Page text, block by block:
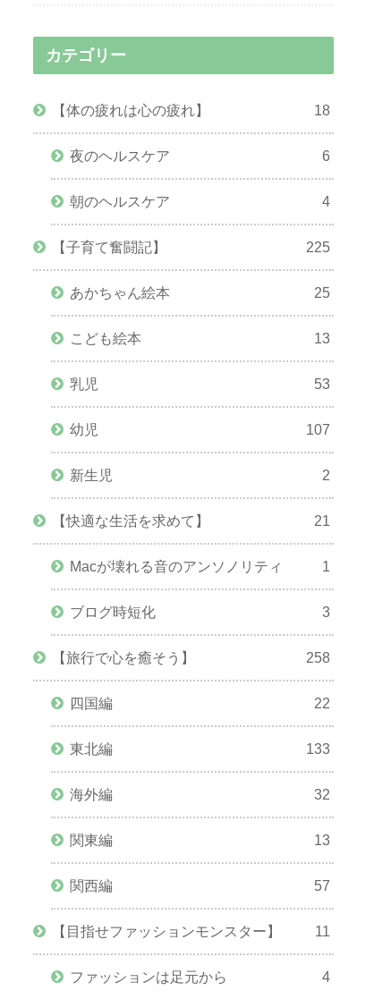
カテゴリー
【体の疲れは心の疲れ】 18
夜のヘルスケア 6
朝のヘルスケア 4
【子育て奮闘記】 225
あかちゃん絵本 25
こども絵本 13
乳児 53
幼児 107
新生児 2
【快適な生活を求めて】 21
Macが壊れる音のアンソノリティ 1
ブログ時短化 3
【旅行で心を癒そう】 258
四国編 22
東北編 133
海外編 32
関東編 13
関西編 57
【目指せファッションモンスター】 11
ファッションは足元から 4